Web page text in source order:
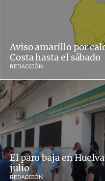
Aviso amarillo por
Costa hasta el sábado
REDACCIÓN
El paro baja en
julio
REDACCIÓN